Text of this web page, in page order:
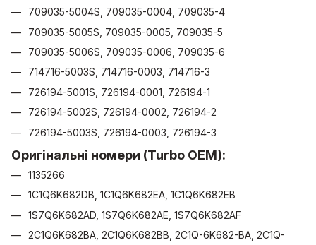
709035-5004S, 709035-0004, 709035-4
709035-5005S, 709035-0005, 709035-5
709035-5006S, 709035-0006, 709035-6
714716-5003S, 714716-0003, 714716-3
726194-5001S, 726194-0001, 726194-1
726194-5002S, 726194-0002, 726194-2
726194-5003S, 726194-0003, 726194-3
Оригінальні номери (Turbo OEM):
1135266
1C1Q6K682DB, 1C1Q6K682EA, 1C1Q6K682EB
1S7Q6K682AD, 1S7Q6K682AE, 1S7Q6K682AF
2C1Q6K682BA, 2C1Q6K682BB, 2C1Q-6K682-BA, 2C1Q-